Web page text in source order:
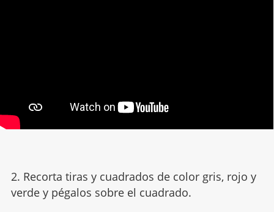
2. Recorta tiras y cuadrados de color gris, rojo y
verde y pégalos sobre el cuadrado.